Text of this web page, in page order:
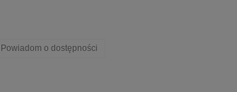
Powiadom o dostępności